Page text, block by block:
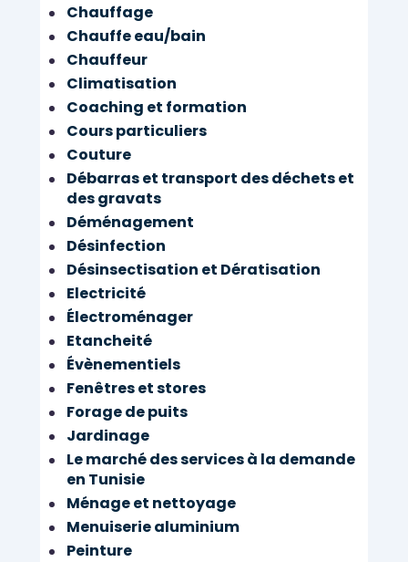
Chauffage
Chauffe eau/bain
Chauffeur
Climatisation
Coaching et formation
Cours particuliers
Couture
Débarras et transport des déchets et
des gravats
Déménagement
Désinfection
Désinsectisation et Dératisation
Electricité
Électroménager
Etancheité
Évènementiels
Fenêtres et stores
Forage de puits
Jardinage
Le marché des services à la demande
en Tunisie
Ménage et nettoyage
Menuiserie aluminium
Peinture